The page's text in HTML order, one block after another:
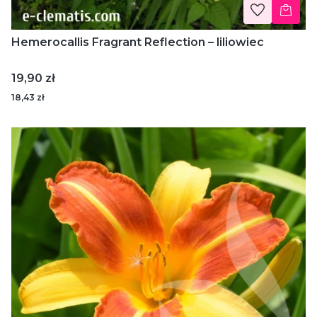
Hemerocallis Fragrant Reflection – liliowiec
Cena
19,90 zł
18,43 zł